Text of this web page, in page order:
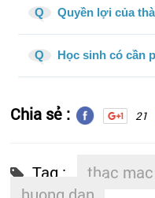
Q Quyền lợi của
Q Học sinh có cần
Chia sẻ : 21
Tag : thac mac